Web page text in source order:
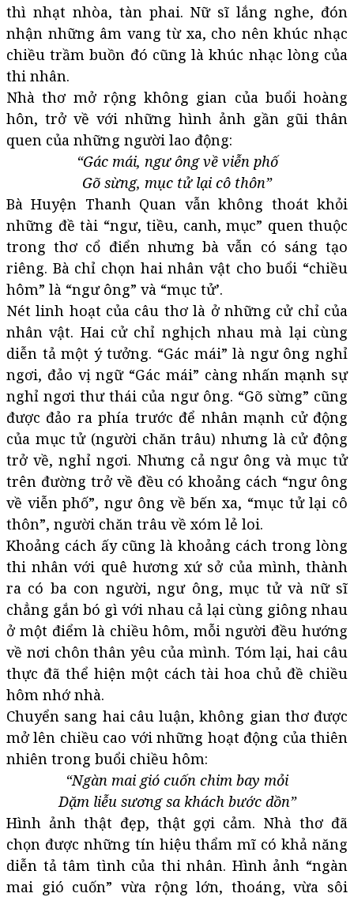
thì nhạt nhòa, tàn phai. Nữ sĩ lắng nghe, đón
nhận những âm vang từ xa, cho nên khúc nhạc
chiều trầm buồn đó cũng là khúc nhạc lòng của
thi nhân.
Nhà thơ mở rộng không gian của buổi hoàng
hôn, trở về với những hình ảnh gần gũi thân
quen của những người lao động:
“Gác mái, ngư ông về viễn phố
Gõ sừng, mục tử lại cô thôn”
Bà Huyện Thanh Quan vẫn không thoát khỏi
những đề tài “ngư, tiều, canh, mục” quen thuộc
trong thơ cổ điển nhưng bà vẫn có sáng tạo
riêng. Bà chỉ chọn hai nhân vật cho buổi “chiều
hôm” là “ngư ông” và “mục tử’.
Nét linh hoạt của câu thơ là ở những cử chỉ của
nhân vật. Hai cử chỉ nghịch nhau mà lại cùng
diễn tả một ý tưởng. “Gác mái” là ngư ông nghỉ
ngơi, đảo vị ngữ “Gác mái” càng nhấn mạnh sự
nghỉ ngơi thư thái của ngư ông. “Gõ sừng” cũng
được đảo ra phía trước để nhân mạnh cử động
của mục tử (người chăn trâu) nhưng là cử động
trở về, nghỉ ngơi. Nhưng cả ngư ông và mục tử
trên đường trở về đều có khoảng cách “ngư ông
về viễn phố”, ngư ông về bến xa, “mục tử lại cô
thôn”, người chăn trâu về xóm lẻ loi.
Khoảng cách ấy cũng là khoảng cách trong lòng
thi nhân với quê hương xứ sở của mình, thành
ra có ba con người, ngư ông, mục tử và nữ sĩ
chẳng gắn bó gì với nhau cả lại cùng giông nhau
ở một điểm là chiều hôm, mỗi người đều hướng
về nơi chôn thân yêu của mình. Tóm lại, hai câu
thực đã thể hiện một cách tài hoa chủ đề chiều
hôm nhớ nhà.
Chuyển sang hai câu luận, không gian thơ được
mở lên chiều cao với những hoạt động của thiên
nhiên trong buổi chiều hôm:
“Ngàn mai gió cuốn chim bay mỏi
Dặm liễu sương sa khách bước dồn”
Hình ảnh thật đẹp, thật gợi cảm. Nhà thơ đã
chọn được những tín hiệu thẩm mĩ có khả năng
diễn tả tâm tình của thi nhân. Hình ảnh “ngàn
mai gió cuốn” vừa rộng lớn, thoáng, vừa sôi